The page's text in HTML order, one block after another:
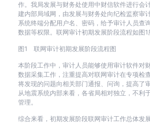
作。我局发展与财务处使用中财信软件进行会
建内部局域网，由发展与财务处向纪检监察审
系统终端分配用户名、密码，给予审计人员查
数据等权限。联网审计初期发展阶段流程如图1
图1 联网审计初期发展阶段流程图
本阶段工作中，审计人员能够使用审计软件对
数据采集工作，注重提高对联网审计在专项检
将发现的问题向相关部门通报、问询，提高了
从地震系统内部来看，各省局相对独立，不利
管理。
综合来看，初期发展阶段联网审计工作总体发